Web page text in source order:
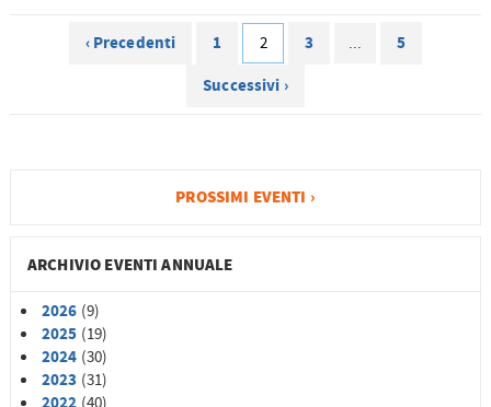
‹ Precedenti 1 2 3 ...
5
Successivi ›
PROSSIMI EVENTI ›
ARCHIVIO EVENTI ANNUALE
2026 (9)
2025 (19)
2024 (30)
2023 (31)
(40)